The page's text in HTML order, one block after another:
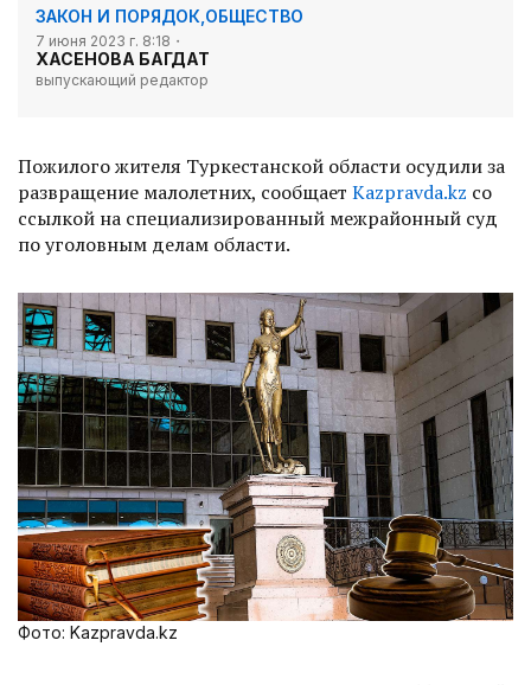
ЗАКОН И ПОРЯДОК ОБЩЕСТВО
7 июня 2023 г. 8:18
ХАСЕНОВА БАГДАТ
выпускающий редактор
Пожилого жителя Туркестанской области осудили за
развращение малолетних, сообщает Kazpravda.kz со
ссылкой на специализированный межрайонный суд
по уголовным делам области.
Фото: Kazpravda.kz